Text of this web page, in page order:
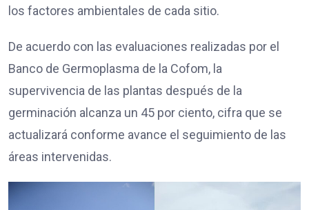
los factores ambientales de cada sitio.
De acuerdo con las evaluaciones realizadas por el
Banco de Germoplasma de la Cofom, la
supervivencia de las plantas después de la
germinación alcanza un 45 por ciento, cifra que se
actualizará conforme avance el seguimiento de las
áreas intervenidas.